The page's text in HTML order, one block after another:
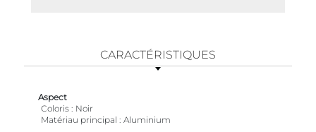
CARACTÉRISTIQUES
Aspect
Coloris
Noir
Matériau principal
Aluminium